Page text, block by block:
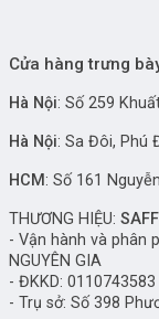
Cửa hàng trưng
Hà Nội: Số 259
Hà Nội: Sa Đôi, Phú
HCM: Số 161
THƯƠNG HIỆU:
- Vận hành và phân
NGUYÊN GIA
- ĐKKD: 0110743583
- Trụ sở: Số 398